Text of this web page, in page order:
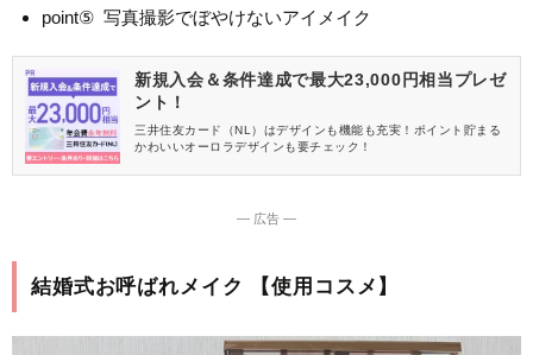
point⑤ 写真撮影でぼやけないアイメイク
新規入会＆条件達成で最大23,000円相当プレゼ
ント！
三井住友カード（NL）はデザインも機能も充実！ポイント貯まる
かわいいオーロラデザインも要チェック！
― 広告 ―
結婚式お呼ばれメイク 【使用コスメ】